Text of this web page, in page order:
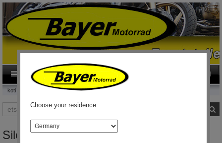
Category FI
koti Silent-Hektik sytytysjärjestelmä
etsi
Silent-Hektik sytytyksen generaattorit
Choose your residence
maa